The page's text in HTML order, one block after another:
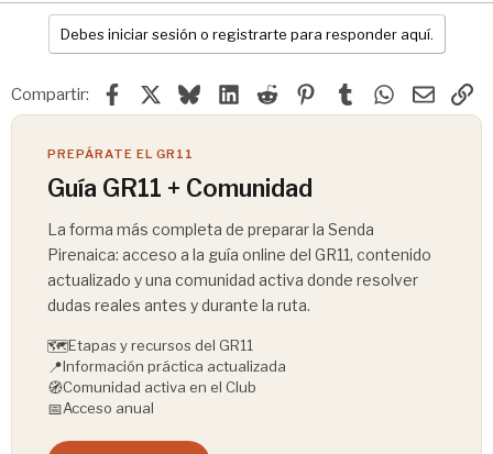
Debes iniciar sesión o registrarte para responder aquí.
Compartir: FacebookBlueskyLinkedIn
Reddit Pinterest
Tumblr WhatsApp
Email
PREPÁRATE EL GR11
Guía GR11 + Comunidad
La forma más completa de preparar la Senda
Pirenaica: acceso a la guía online del GR11, contenido
actualizado y una comunidad activa donde resolver
dudas reales antes y durante la ruta.
🗺️Etapas y recursos del GR11
📍Información práctica actualizada
🧭Comunidad activa en el Club
📅Acceso anual